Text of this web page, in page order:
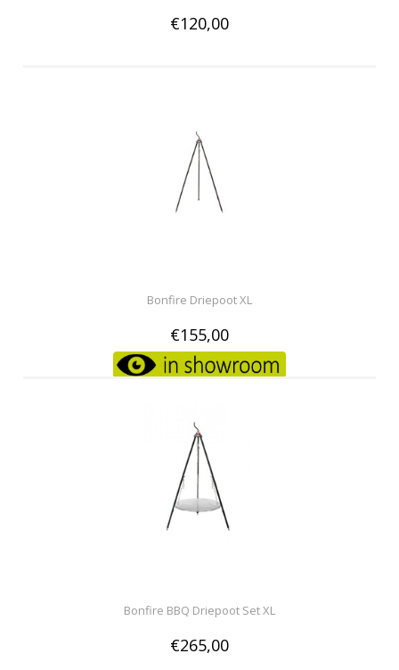
€120,00
Bonfire Driepoot XL
€155,00
Bonfire BBQ Driepoot Set XL
€265,00